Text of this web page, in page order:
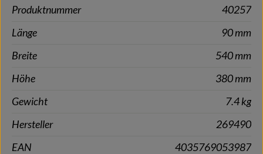
Produktnummer
40257
Länge
90 mm
Breite
540 mm
Höhe
380 mm
Gewicht
7.4 kg
Hersteller
269490
EAN
4035769053987